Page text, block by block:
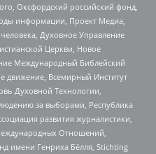
Оксфордский российский фонд,
информации, Проект Медиа,
Духовное Управление
Церкви, Новое
Международный Библейский
движение, Всемирный Институт
Духовной Технологии,
за выборами, Республика
развития журналистики,
Отношений,
Генриха Бёлля, Stichting